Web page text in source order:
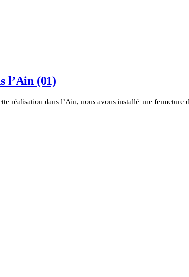
l’Ain (01)
dans l’Ain, nous avons installé une fermeture